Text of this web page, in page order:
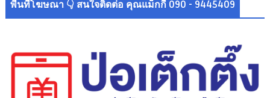
พื้นที่โฆษณา 👇 สนใจติดต่อ คุณแม็กกี้ 090 - 9445409